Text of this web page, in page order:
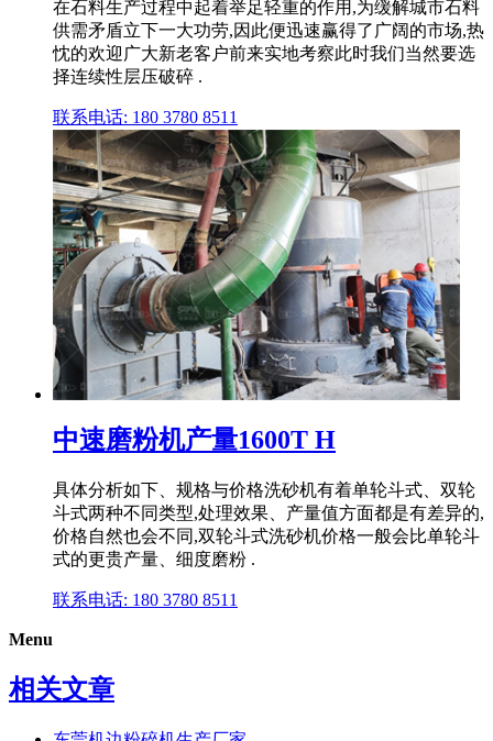
在石料生产过程中起着举足轻重的作用,为缓解城市石料
供需矛盾立下一大功劳,因此便迅速赢得了广阔的市场,热
忱的欢迎广大新老客户前来实地考察此时我们当然要选
择连续性层压破碎 .
联系电话: 180 3780 8511
中速磨粉机产量1600T H
具体分析如下、规格与价格洗砂机有着单轮斗式、双轮
斗式两种不同类型,处理效果、产量值方面都是有差异的,
价格自然也会不同,双轮斗式洗砂机价格一般会比单轮斗
式的更贵产量、细度磨粉 .
联系电话: 180 3780 8511
Menu
相关文章